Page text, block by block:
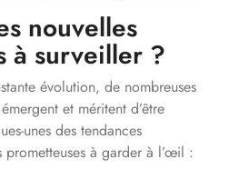
nouvelles
à surveiller ?
évolution, de nombreuses
et méritent d’être
unes des tendances
à garder à l’œil :